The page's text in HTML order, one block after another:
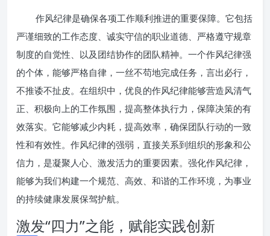
作风纪律是确保各项工作顺利推进的重要保障。它包括
严谨细致的工作态度、诚实守信的职业道德、严格遵守规章
制度的自觉性、以及团结协作的团队精神。一个作风纪律强
的个体，能够严格自律，一丝不苟地完成任务，言出必行，
不推诿不扯皮。在组织中，优良的作风纪律能够营造风清气
正、积极向上的工作氛围，提高整体执行力，保障决策的有
效落实。它能够减少内耗，提高效率，确保团队行动的一致
性和有效性。作风纪律的强弱，直接关系到组织的形象和公
信力，是凝聚人心、激发活力的重要因素。强化作风纪律，
能够为我们构建一个规范、高效、和谐的工作环境，为事业
的持续健康发展保驾护航。
激发“四力”之能，赋能实践创新